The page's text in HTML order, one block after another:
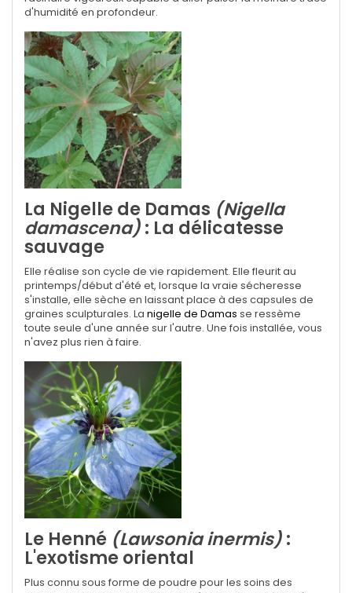
d'humidité en profondeur.
La Nigelle de Damas (Nigella
damascena): La délicatesse
sauvage
Elle réalise son cycle de vie rapidement. Elle fleurit au
printemps/début d'été et, lorsque la vraie sécheresse
s'installe, elle sèche en laissant place à des capsules de
graines sculpturales. La nigelle de Damas se ressème
toute seule d'une année sur l'autre. Une fois installée, vous
n'avez plus rien à faire.
Le Henné (Lawsonia inermis):
L'exotisme oriental
Plus connu sous forme de poudre pour les soins des